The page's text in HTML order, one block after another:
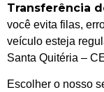
Transferência
você evita filas,
veículo esteja
Santa Quitéria –
Escolher o nosso